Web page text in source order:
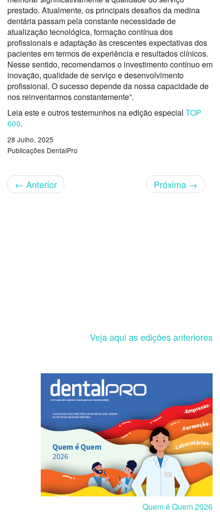
prestado. Atualmente, os principais desafios da medina
dentária passam pela constante necessidade de
atualização tecnológica, formação contínua dos
profissionais e adaptação às crescentes expectativas dos
pacientes em termos de experiência e resultados clínicos.
Nesse sentido, recomendamos o investimento contínuo em
inovação, qualidade de serviço e desenvolvimento
profissional. O sucesso depende da nossa capacidade de
nos reinventarmos constantemente”.
Leia este e outros testemunhos na edição especial TOP
600.
28 Julho, 2025
Publicações DentalPro
← Anterior Próxima →
Veja aqui as edições anteriores
Quem é Quem 2026